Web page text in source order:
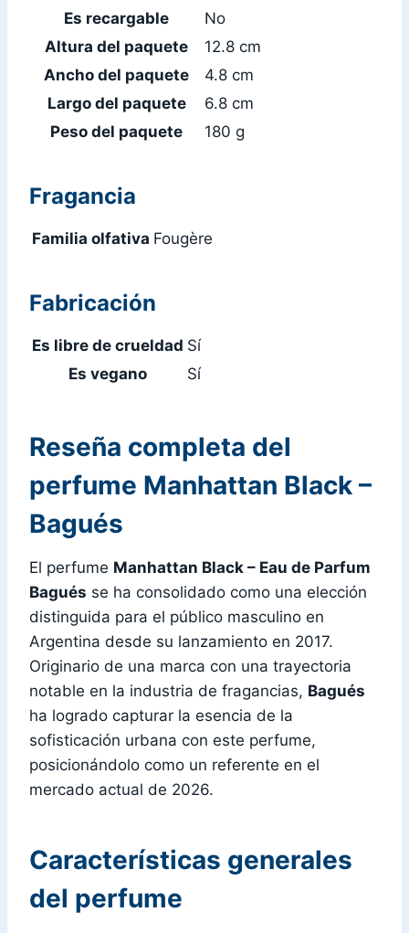
Es recargable
No
Altura del paquete
12.8 cm
Ancho del paquete
4.8 cm
Largo del paquete
6.8 cm
Peso del paquete
180 g
Fragancia
Familia olfativa Fougère
Fabricación
Es libre de crueldad Sí
Es vegano
Sí
Reseña completa del
perfume Manhattan Black –
Bagués
El perfume Manhattan Black – Eau de Parfum
Bagués se ha consolidado como una elección
distinguida para el público masculino en
Argentina desde su lanzamiento en 2017.
Originario de una marca con una trayectoria
notable en la industria de fragancias, Bagués
ha logrado capturar la esencia de la
sofisticación urbana con este perfume,
posicionándolo como un referente en el
mercado actual de 2026.
Características generales
del perfume